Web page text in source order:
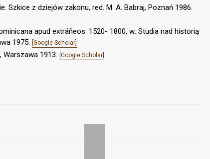
Szkice z dziejów zakonu, red. M. A. Babraj, Poznań 1986.
apud extráñeos: 1520- 1800, w: Studia nad historią
1975. [Google Scholar]
Warszawa 1913. [Google Scholar]